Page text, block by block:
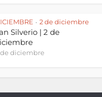
• 2 de diciembre
Silverio | 2 de
diciembre